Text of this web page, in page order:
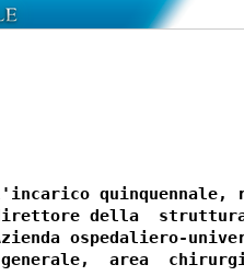
della
ospedaliero-
area